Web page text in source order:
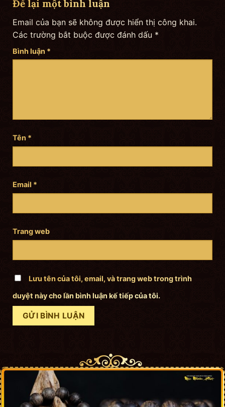
Để lại một bình luận
Email của bạn sẽ không được hiển thị công khai.
Các trường bắt buộc được đánh dấu *
Bình luận *
Tên *
Email *
Trang web
Lưu tên của tôi, email, và trang web trong trình
duyệt này cho lần bình luận kế tiếp của tôi.